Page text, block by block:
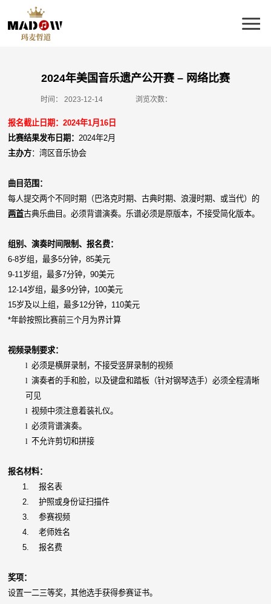
2024年美国音乐遗产公开赛 – 网络比赛
时间： 2023-12-14 浏览次数：
报名截止日期：2024年1月16日
比赛结果发布日期：2024年2月
主办方：湾区音乐协会
曲目范围：
每人提交两个不同时期（巴洛克时期、古典时期、浪漫时期、或当代）的
两首古典乐曲目。必须背谱演奏。乐谱必须是原版本，不接受简化版本。
组别、演奏时间限制、报名费：
6-8岁组，最多5分钟，85美元
9-11岁组，最多7分钟，90美元
12-14岁组，最多9分钟，100美元
15岁及以上组，最多12分钟，110美元
*年龄按照比赛前三个月为界计算
视频录制要求：
l 必须是横屏录制，不接受竖屏录制的视频
l 演奏者的手和脸，以及键盘和踏板（针对钢琴选手）必须全程清晰
可见
l 视频中须注意着装礼仪。
l 必须背谱演奏。
l 不允许剪切和拼接
报名材料：
1.
报名表
2.
护照或身份证扫描件
3.
参赛视频
4.
老师姓名
5.
报名费
奖项：
设置一二三等奖，其他选手获得参赛证书。